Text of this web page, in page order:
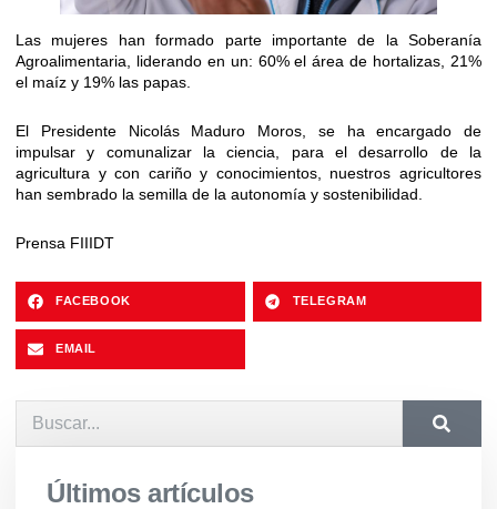
Las mujeres han formado parte importante de la Soberanía
Agroalimentaria, liderando en un: 60% el área de hortalizas, 21%
el maíz y 19% las papas.
El Presidente Nicolás Maduro Moros, se ha encargado de
impulsar y comunalizar la ciencia, para el desarrollo de la
agricultura y con cariño y conocimientos, nuestros agricultores
han sembrado la semilla de la autonomía y sostenibilidad.
Prensa FIIIDT
FACEBOOK TELEGRAM
EMAIL
Últimos artículos